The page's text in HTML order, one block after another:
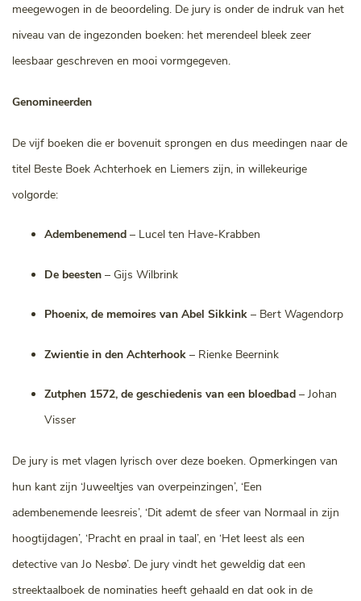
meegewogen in de beoordeling. De jury is onder de indruk van het
niveau van de ingezonden boeken: het merendeel bleek zeer
leesbaar geschreven en mooi vormgegeven.
Genomineerden
De vijf boeken die er bovenuit sprongen en dus meedingen naar de
titel Beste Boek Achterhoek en Liemers zijn, in willekeurige
volgorde:
Adembenemend – Lucel ten Have-Krabben
De beesten – Gijs Wilbrink
Phoenix, de memoires van Abel Sikkink – Bert Wagendorp
Zwientie in den Achterhook – Rienke Beernink
Zutphen 1572, de geschiedenis van een bloedbad – Johan
Visser
De jury is met vlagen lyrisch over deze boeken. Opmerkingen van
hun kant zijn ‘Juweeltjes van overpeinzingen’, ‘Een
adembenemende leesreis’, ‘Dit ademt de sfeer van Normaal in zijn
hoogtijdagen’, ‘Pracht en praal in taal’, en ‘Het leest als een
detective van Jo Nesbø’. De jury vindt het geweldig dat een
streektaalboek de nominaties heeft gehaald en dat ook in de